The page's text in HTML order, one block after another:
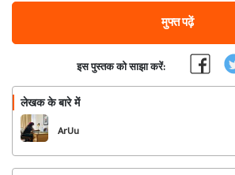
मुफ्त पढ़ें
इस पुस्तक को साझा करें:
लेखक के बारे में
ArUu